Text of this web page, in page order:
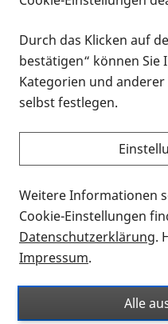
Vorlesen
Alle
Formaten an einem
Sie möchten wissen,
suchen und dieses
können? Schauen Sie
Thema Infomaterial auf
für blinde und
Auf dieser Seite finden
Ort. Nutzen Sie den
nach Flyern und
Durch das Klicken auf
bestätigen“ können Sie
Kategorien und
selbst festlegen.
Weitere Informationen
Cookie-Einstellungen
Datenschutzerklärung.
Impressum.
Alle